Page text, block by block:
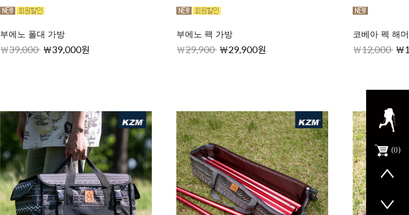
0
부에노 폴대 가방
39,000 39,000원
부에노 팩 가방
29,900 29,900원
코베아 펙 해
12,000